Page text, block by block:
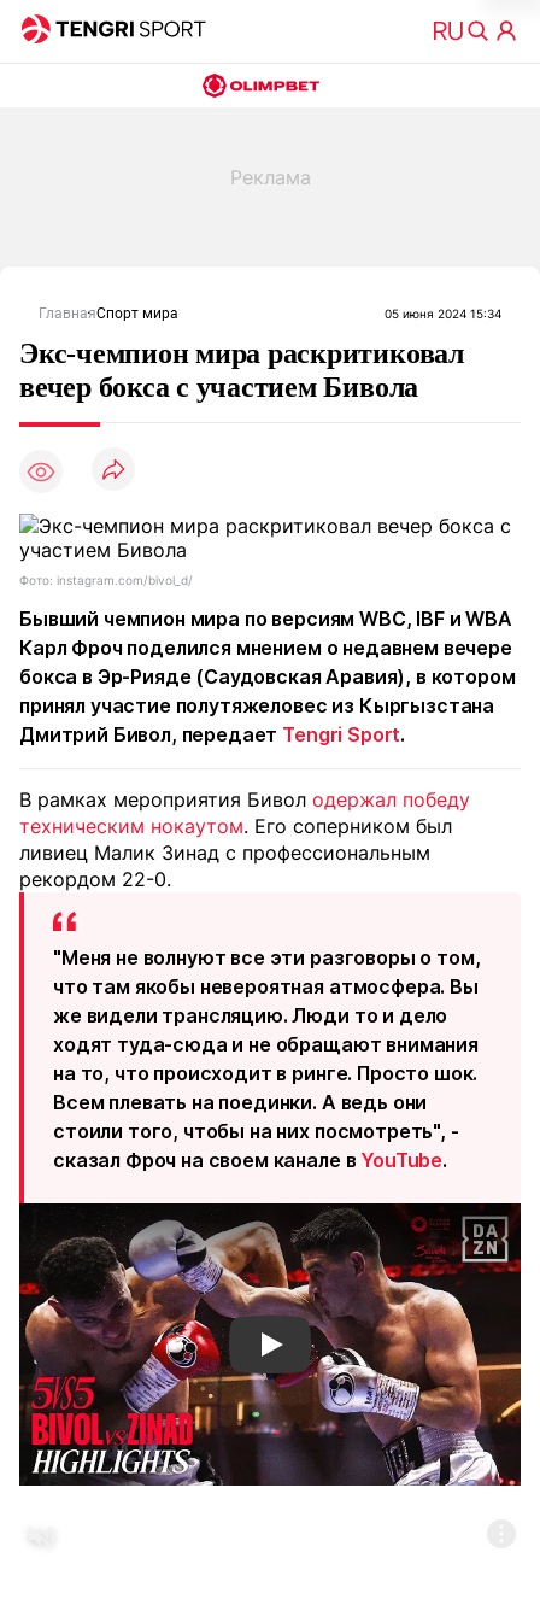
ГлавнаяСпорт мира 05 июня 2024 15:34
Экс-чемпион мира раскритиковал
вечер бокса с участием Бивола
Фото: instagram.com/bivol_d/
Бывший чемпион мира по версиям WBC, IBF и WBA
Карл Фроч поделился мнением о недавнем вечере
бокса в Эр-Рияде (Саудовская Аравия), в котором
принял участие полутяжеловес из Кыргызстана
Дмитрий Бивол, передает Tengri Sport.
В рамках мероприятия Бивол одержал победу
техническим нокаутом. Его соперником был
ливиец Малик Зинад с профессиональным
рекордом 22-0.
"Меня не волнуют все эти разговоры о том,
что там якобы невероятная атмосфера. Вы
же видели трансляцию. Люди то и дело
ходят туда-сюда и не обращают внимания
на то, что происходит в ринге. Просто шок.
Всем плевать на поединки. А ведь они
стоили того, чтобы на них посмотреть", -
сказал Фроч на своем канале в YouTube.
Смотреть видео YouTube